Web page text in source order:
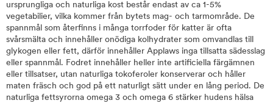
ursprungliga och naturliga kost består endast av ca 1-5%
vegetabilier, vilka kommer från bytets mag- och tarmområde. De
spannmål som återfinns i många torrfoder för katter är ofta
svårsmälta och innehåller onödiga kolhydrater som omvandlas till
glykogen eller fett, därför innehåller Applaws inga tillsatta sädesslag
eller spannmål. Fodret innehåller heller inte artificiella färgämnen
eller tillsatser, utan naturliga tokoferoler konserverar och håller
maten fräsch och god på ett naturligt sätt under en lång period. De
naturliga fettsyrorna omega 3 och omega 6 stärker hudens hälsa